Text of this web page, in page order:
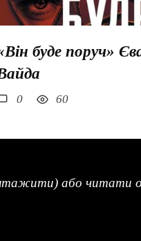
буде поруч»
0 60
або читати